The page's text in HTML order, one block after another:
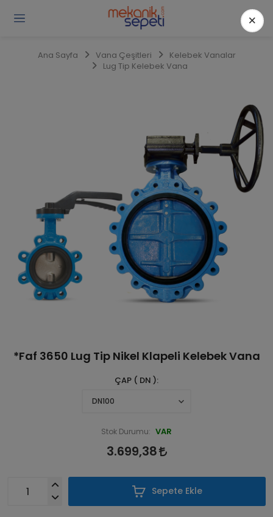
Ana Sayfa Vana Çeşitleri
Kelebek Vanalar
Lug Tip Kelebek Vana
*Faf 3650 Lug Tip Nikel Klapeli Kelebek Vana
ÇAP ( DN )
Stok Durumu: VAR
3.699,38
Sepete Ekle
×